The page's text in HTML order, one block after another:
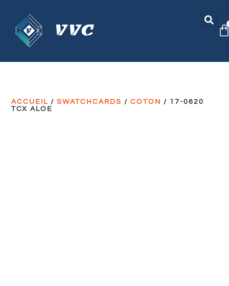
ACCUEIL /SWATCHCARDS /COTON / 17-0620
TCX ALOE